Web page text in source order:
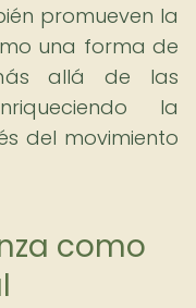
promueven la
una forma de
allá de las
la
del movimiento
como